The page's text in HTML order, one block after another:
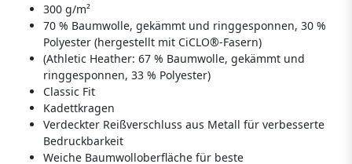
300 g/m²
70 % Baumwolle, gekämmt und ringgesponnen, 30 %
Polyester (hergestellt mit CiCLO®-Fasern)
(Athletic Heather: 67 % Baumwolle, gekämmt und
ringgesponnen, 33 % Polyester)
Classic Fit
Kadettkragen
Verdeckter Reißverschluss aus Metall für verbesserte
Bedruckbarkeit
Weiche Baumwolloberfläche für beste